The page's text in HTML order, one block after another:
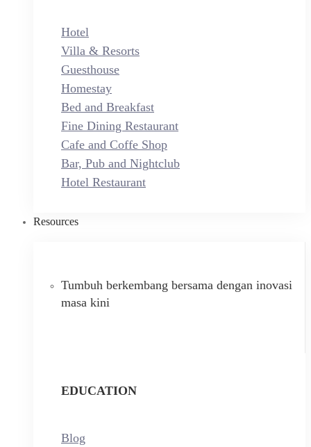
Hotel
Villa & Resorts
Guesthouse
Homestay
Bed and Breakfast
Fine Dining Restaurant
Cafe and Coffe Shop
Bar, Pub and Nightclub
Hotel Restaurant
Resources
Tumbuh berkembang bersama dengan inovasi
masa kini
EDUCATION
Blog